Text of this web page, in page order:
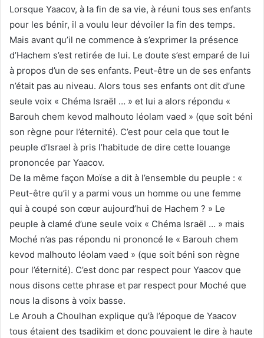
Lorsque Yaacov, à la fin de sa vie, à réuni tous ses enfants
pour les bénir, il a voulu leur dévoiler la fin des temps.
Mais avant qu’il ne commence à s’exprimer la présence
d’Hachem s’est retirée de lui. Le doute s’est emparé de lui
à propos d’un de ses enfants. Peut-être un de ses enfants
n’était pas au niveau. Alors tous ses enfants ont dit d’une
seule voix « Chéma Israël … » et lui a alors répondu «
Barouh chem kevod malhouto léolam vaed » (que soit béni
son règne pour l’éternité). C’est pour cela que tout le
peuple d’Israel à pris l’habitude de dire cette louange
prononcée par Yaacov.
De la même façon Moïse a dit à l’ensemble du peuple : «
Peut-être qu’il y a parmi vous un homme ou une femme
qui à coupé son cœur aujourd’hui de Hachem ? » Le
peuple à clamé d’une seule voix « Chéma Israël … » mais
Moché n’as pas répondu ni prononcé le « Barouh chem
kevod malhouto léolam vaed » (que soit béni son règne
pour l’éternité). C’est donc par respect pour Yaacov que
nous disons cette phrase et par respect pour Moché que
nous la disons à voix basse.
Le Arouh a Choulhan explique qu’à l’époque de Yaacov
tous étaient des tsadikim et donc pouvaient le dire à haute